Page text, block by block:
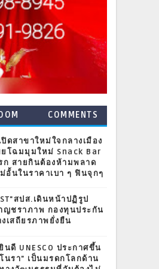
COMMENTS
ดสาขาใหม่ใจกลางเมือง
ยโฉมมุมใหม่ Snack Bar
ก สายกินต้องห้ามพลาด
อั้นในราคาเบา ๆ ฟินจุกๆ
สปส.เดินหน้าปฏิรูป
ญชราภาพ กองทุนประกัน
เสถียรภาพยั่งยืน
ดี UNESCO ประกาศขึ้น
นรา" เป็นมรดกโลกด้าน